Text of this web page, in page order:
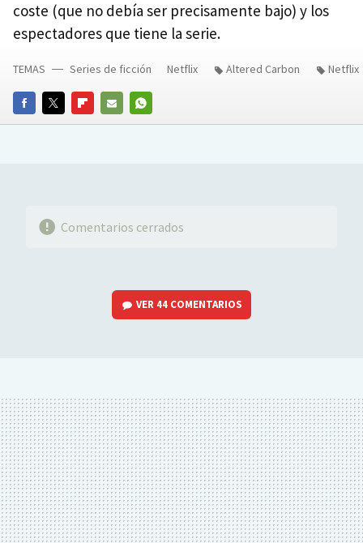
coste (que no debía ser precisamente bajo) y los
espectadores que tiene la serie.
FACEBOOKTWITTERFLIPBOARD
E-
WHATSAPP
TEMAS Series de ficción Netflix Altered Carbon Netflix
Comentarios cerrados
VER 44 COMENTARIOS